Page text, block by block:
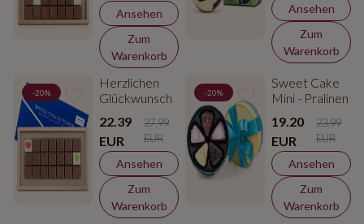
Ansehen
Zum
Warenkorb
Ansehen
Zum
Warenkorb
-20%
Herzlichen
Glückwunsch
22.39
EUR
27.99
EUR
Ansehen
Zum
Warenkorb
-20%
Sweet Cake
Mini - Pralinen
19.20
EUR
23.99
EUR
Ansehen
Zum
Warenkorb